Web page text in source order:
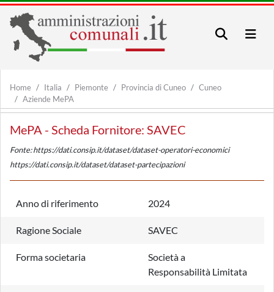
Home Italia Piemonte Provincia di Cuneo
Cuneo
Aziende MePA
MePA - Scheda Fornitore: SAVEC
Fonte: https://dati.consip.it/dataset/dataset-operatori-economici
https://dati.consip.it/dataset/dataset-partecipazioni
Anno di riferimento 2024
Ragione Sociale SAVEC
Forma societaria
Società a
Responsabilità Limitata